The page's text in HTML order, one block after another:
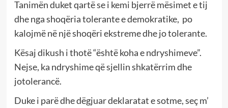
Tanimën duket qartë se i kemi bjerrë mësimet e tij
dhe nga shoqëria tolerante e demokratike, po
kalojmë në një shoqëri ekstreme dhe jo tolerante.
Kësaj dikush i thotë “është koha e ndryshimeve”.
Nejse, ka ndryshime që sjellin shkatërrim dhe
jotolerancë.
Duke i parë dhe dëgjuar deklaratat e sotme, seç m’